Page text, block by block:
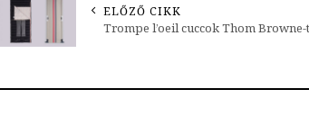
ELŐZŐ CIKK
Trompe l’oeil cuccok Thom